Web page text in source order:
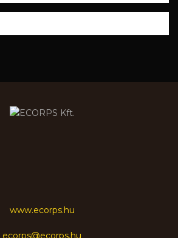
www.ecorps.hu
ecorps@ecorps.hu